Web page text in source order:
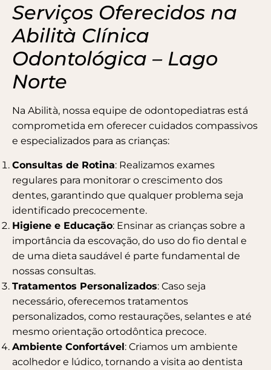
Serviços Oferecidos na
Abilità Clínica
Odontológica – Lago
Norte
Na Abilità, nossa equipe de odontopediatras está
comprometida em oferecer cuidados compassivos
e especializados para as crianças:
Consultas de Rotina: Realizamos exames
regulares para monitorar o crescimento dos
dentes, garantindo que qualquer problema seja
identificado precocemente.
Higiene e Educação: Ensinar as crianças sobre a
importância da escovação, do uso do fio dental e
de uma dieta saudável é parte fundamental de
nossas consultas.
Tratamentos Personalizados: Caso seja
necessário, oferecemos tratamentos
personalizados, como restaurações, selantes e até
mesmo orientação ortodôntica precoce.
Ambiente Confortável: Criamos um ambiente
acolhedor e lúdico, tornando a visita ao dentista